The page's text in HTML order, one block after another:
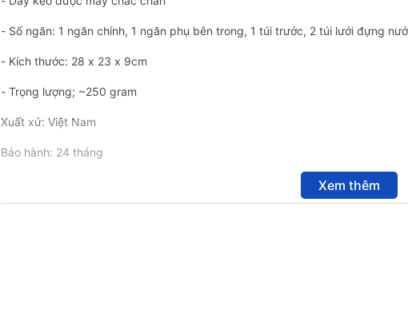
- Số ngăn: 1 ngăn chính, 1 ngăn phụ bên trong, 1 túi trước, 2 túi lưới đựng
- Kích thước: 28 x 23 x 9cm
- Trọng lượng; ~250 gram
Xuất xứ: Việt Nam
Bảo hành: 24 tháng
Xem thêm